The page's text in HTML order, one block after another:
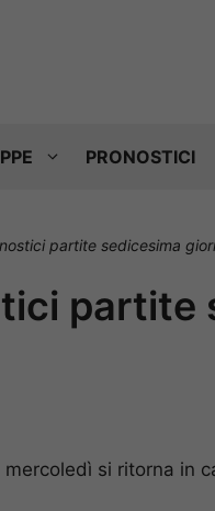
PRONOSTICI
partite sedicesima
partite
si ritorna in